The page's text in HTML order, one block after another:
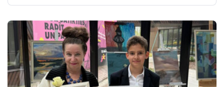
Aspazija lepojas! 🤟🏻⛹🏻🏀